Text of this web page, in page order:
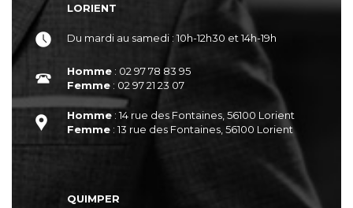
LORIENT
Du mardi au samedi : 10h-12h30 et 14h-19h
Homme : 02 97 78 83 95
Femme : 02 97 21 23 07
Homme : 14 rue des Fontaines, 56100 Lorient
Femme : 13 rue des Fontaines, 56100 Lorient
QUIMPER